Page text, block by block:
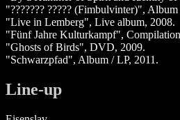
"??????? ????? (Fimbulvinter)",
"Live in Lemberg", Live album, 2008.
"Fünf Jahre Kulturkampf",
"Ghosts of Birds", DVD, 2009.
"Schwarzpfad", Album / LP, 2011.
Line-up